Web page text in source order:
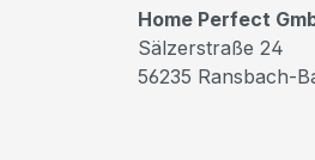
Home Perfect
Sälzerstraße 24
56235 Ransbach-